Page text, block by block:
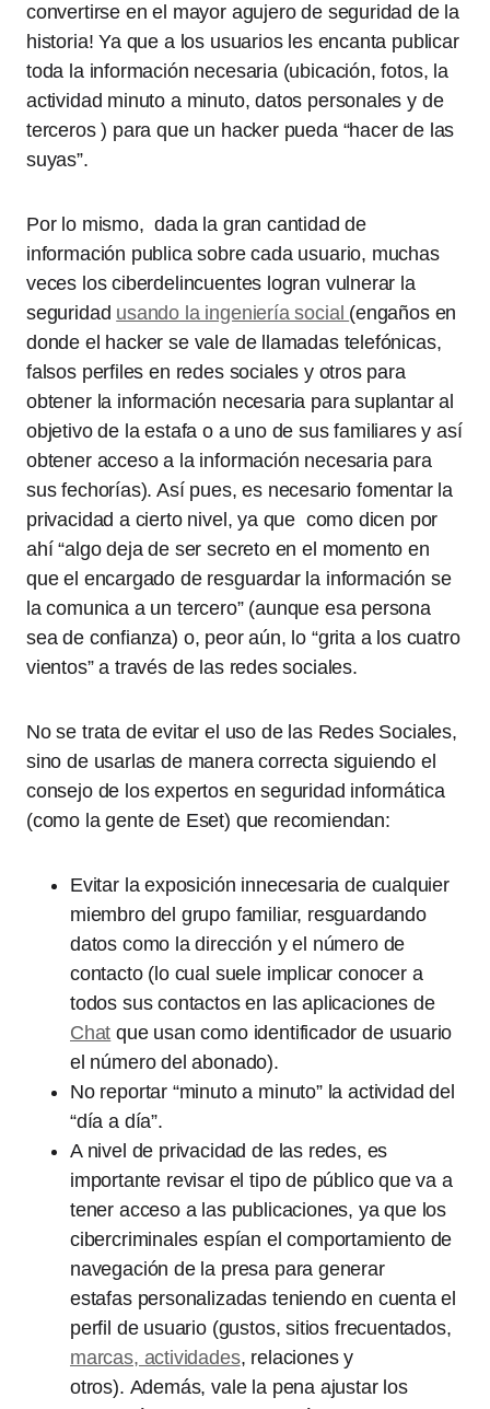
convertirse en el mayor agujero de seguridad de la
historia! Ya que a los usuarios les encanta publicar
toda la información necesaria (ubicación, fotos, la
actividad minuto a minuto, datos personales y de
terceros ) para que un hacker pueda “hacer de las
suyas”.
Por lo mismo, dada la gran cantidad de
información publica sobre cada usuario, muchas
veces los ciberdelincuentes logran vulnerar la
seguridad usando la ingeniería social (engaños en
donde el hacker se vale de llamadas telefónicas,
falsos perfiles en redes sociales y otros para
obtener la información necesaria para suplantar al
objetivo de la estafa o a uno de sus familiares y así
obtener acceso a la información necesaria para
sus fechorías). Así pues, es necesario fomentar la
privacidad a cierto nivel, ya que como dicen por
ahí “algo deja de ser secreto en el momento en
que el encargado de resguardar la información se
la comunica a un tercero” (aunque esa persona
sea de confianza) o, peor aún, lo “grita a los cuatro
vientos” a través de las redes sociales.
No se trata de evitar el uso de las Redes Sociales,
sino de usarlas de manera correcta siguiendo el
consejo de los expertos en seguridad informática
(como la gente de Eset) que recomiendan:
Evitar la exposición innecesaria de cualquier
miembro del grupo familiar, resguardando
datos como la dirección y el número de
contacto (lo cual suele implicar conocer a
todos sus contactos en las aplicaciones de
Chat que usan como identificador de usuario
el número del abonado).
No reportar “minuto a minuto” la actividad del
“día a día”.
A nivel de privacidad de las redes, es
importante revisar el tipo de público que va a
tener acceso a las publicaciones, ya que los
cibercriminales espían el comportamiento de
navegación de la presa para generar
estafas personalizadas teniendo en cuenta el
perfil de usuario (gustos, sitios frecuentados,
marcas, actividades, relaciones y
otros). Además, vale la pena ajustar los